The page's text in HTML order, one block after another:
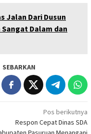
Jalan Dari Dusun
Sangat Dalam dan
SEBARKAN
Pos berikutnya
Respon Cepat Dinas SDA